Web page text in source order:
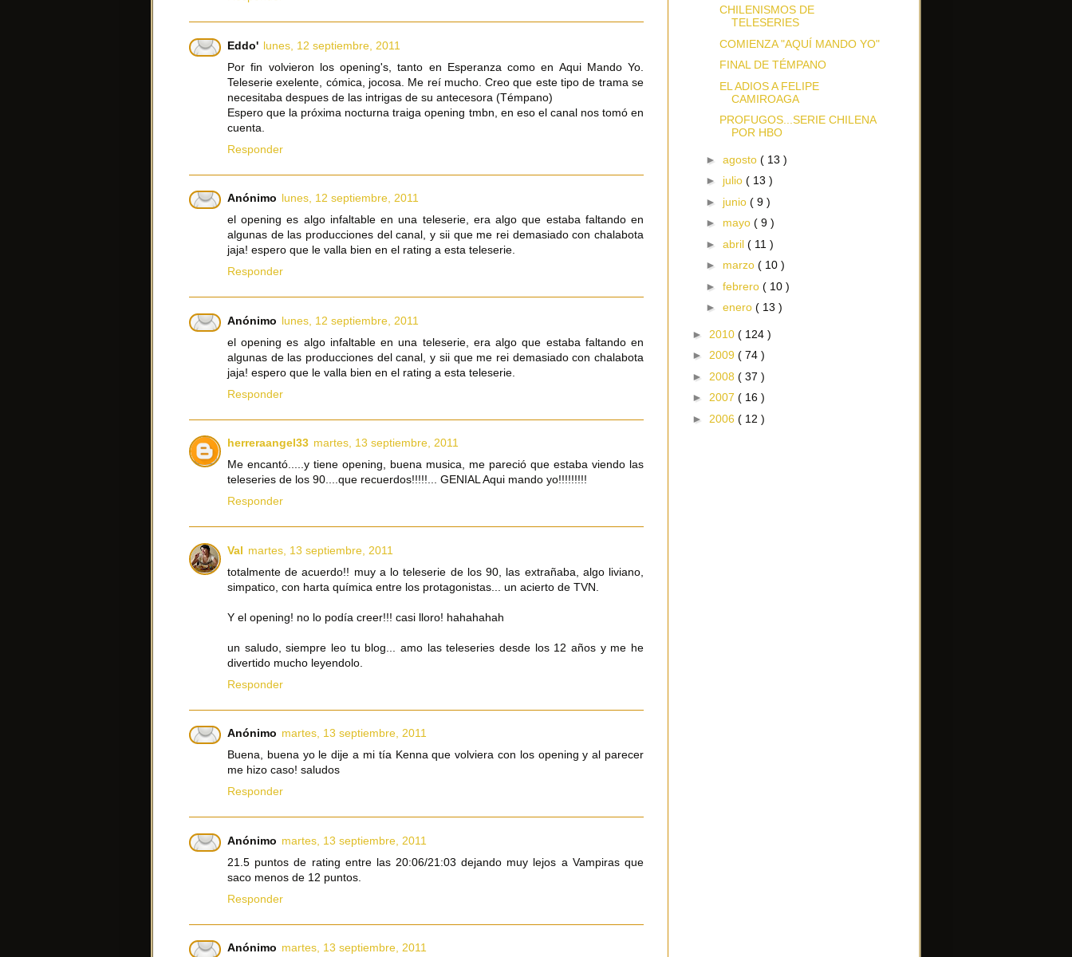
Eddo' lunes, 12 septiembre, 2011
Por fin volvieron los opening's, tanto en Esperanza como en Aqui Mando Yo.
Teleserie exelente, cómica, jocosa. Me reí mucho. Creo que este tipo de trama se
necesitaba despues de las intrigas de su antecesora (Témpano)
Espero que la próxima nocturna traiga opening tmbn, en eso el canal nos tomó en
cuenta.
Responder
Anónimo lunes, 12 septiembre, 2011
el opening es algo infaltable en una teleserie, era algo que estaba faltando en
algunas de las producciones del canal, y sii que me rei demasiado con chalabota
jaja! espero que le valla bien en el rating a esta teleserie.
Responder
Anónimo lunes, 12 septiembre, 2011
el opening es algo infaltable en una teleserie, era algo que estaba faltando en
algunas de las producciones del canal, y sii que me rei demasiado con chalabota
jaja! espero que le valla bien en el rating a esta teleserie.
Responder
herreraangel33 martes, 13 septiembre, 2011
Me encantó.....y tiene opening, buena musica, me pareció que estaba viendo las
teleseries de los 90....que recuerdos!!!!!... GENIAL Aqui mando yo!!!!!!!!!
Responder
Val martes, 13 septiembre, 2011
totalmente de acuerdo!! muy a lo teleserie de los 90, las extrañaba, algo liviano,
simpatico, con harta química entre los protagonistas... un acierto de TVN.
Y el opening! no lo podía creer!!! casi lloro! hahahahah
un saludo, siempre leo tu blog... amo las teleseries desde los 12 años y me he
divertido mucho leyendolo.
Responder
Anónimo martes, 13 septiembre, 2011
Buena, buena yo le dije a mi tía Kenna que volviera con los opening y al parecer
me hizo caso! saludos
Responder
Anónimo martes, 13 septiembre, 2011
21.5 puntos de rating entre las 20:06/21:03 dejando muy lejos a Vampiras que
saco menos de 12 puntos.
Responder
Anónimo martes, 13 septiembre, 2011
CHILENISMOS DE
TELESERIES
COMIENZA "AQUÍ MANDO YO"
FINAL DE TÉMPANO
EL ADIOS A FELIPE
CAMIROAGA
PROFUGOS...SERIE CHILENA
POR HBO
► agosto ( 13 )
► julio ( 13 )
► junio ( 9 )
► mayo ( 9 )
► abril ( 11 )
► marzo ( 10 )
► febrero ( 10 )
► enero ( 13 )
► 2010 ( 124 )
► 2009 ( 74 )
► 2008 ( 37 )
► 2007 ( 16 )
► 2006 ( 12 )